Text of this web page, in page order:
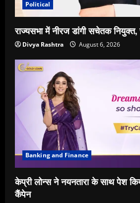
Political
राज्यसभा में नीरज डांगी सचेतक
Divya Rashtra August 6, 2026
Banking and Finance
केप्री लोन्स ने नयनतारा के साथ पेश
कैंपेन